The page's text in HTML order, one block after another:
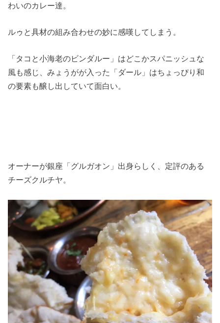
わいのカレー達。
ルゥと具材の組み合わせの妙に感嘆してしまう。
「タコと小海老のビンダルー」はどこかスパニッシュな
風も感じ、みょうがが入った「ダール」はちょっぴり和
の要素も醸し出していて面白い。
オーナーが銀座「グルガオン」出身らしく、定評のある
チーズクルチヤ。